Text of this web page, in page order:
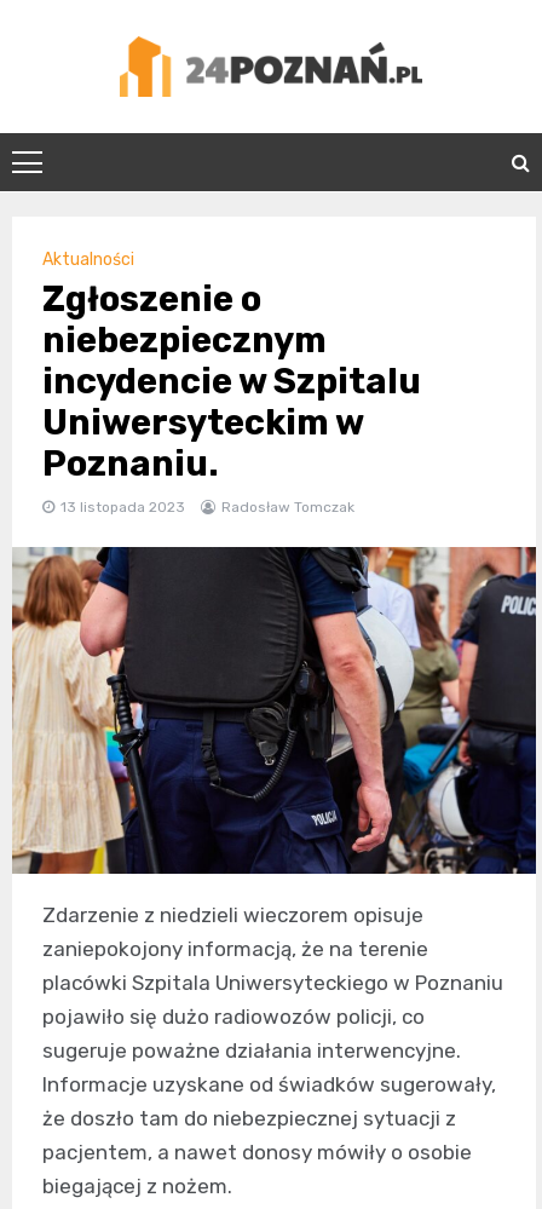
24Poznań.pl
Aktualności
Zgłoszenie o
niebezpiecznym
incydencie w Szpitalu
Uniwersyteckim w
Poznaniu.
13 listopada 2023 Radosław Tomczak
Zdarzenie z niedzieli wieczorem opisuje
zaniepokojony informacją, że na terenie
placówki Szpitala Uniwersyteckiego w Poznaniu
pojawiło się dużo radiowozów policji, co
sugeruje poważne działania interwencyjne.
Informacje uzyskane od świadków sugerowały,
że doszło tam do niebezpiecznej sytuacji z
pacjentem, a nawet donosy mówiły o osobie
biegającej z nożem.